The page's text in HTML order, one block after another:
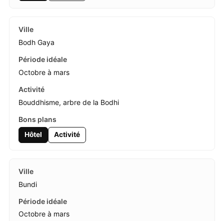
Bodh Gaya
Octobre à mars
Bouddhisme, arbre de la Bodhi
Hôtel Activité
Bundi
Octobre à mars